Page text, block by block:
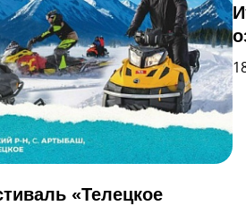
«Телецкое